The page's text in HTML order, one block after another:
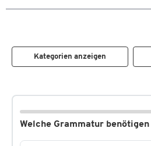
Kategorien anzeigen
Welche Grammatur benötigen